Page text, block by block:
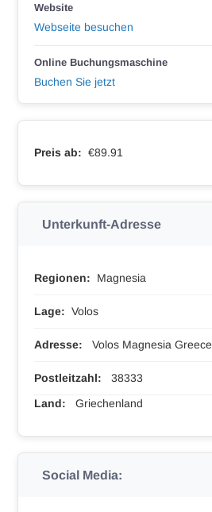
Website
Webseite besuchen
Online Buchungsmaschine
Buchen Sie jetzt
Preis ab: €89.91
Unterkunft-Adresse
Regionen: Magnesia
Lage: Volos
Adresse: Volos Magnesia Greece
Postleitzahl:
38333
Land:
Griechenland
Social Media: